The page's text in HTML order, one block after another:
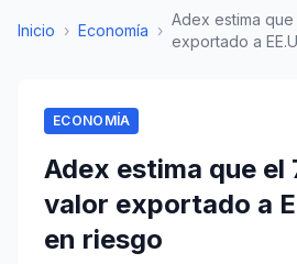
Inicio › Economía ›
Adex estima
exportado a
ECONOMÍA
Adex estima que el
valor exportado a
en riesgo